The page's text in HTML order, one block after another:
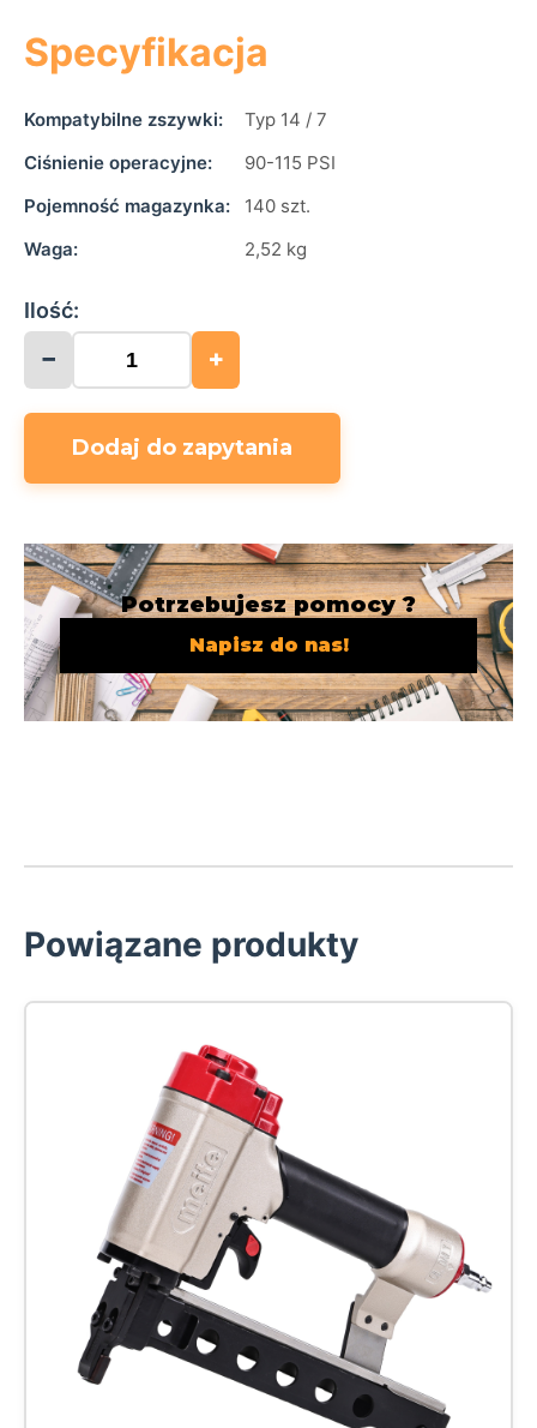
Specyfikacja
Kompatybilne zszywki:
Typ 14 / 7
Ciśnienie operacyjne:
90-115 PSI
Pojemność magazynka:
140 szt.
Waga:
2,52 kg
Ilość:
− +
Dodaj do zapytania
Potrzebujesz pomocy ?
Napisz do nas!
Powiązane produkty